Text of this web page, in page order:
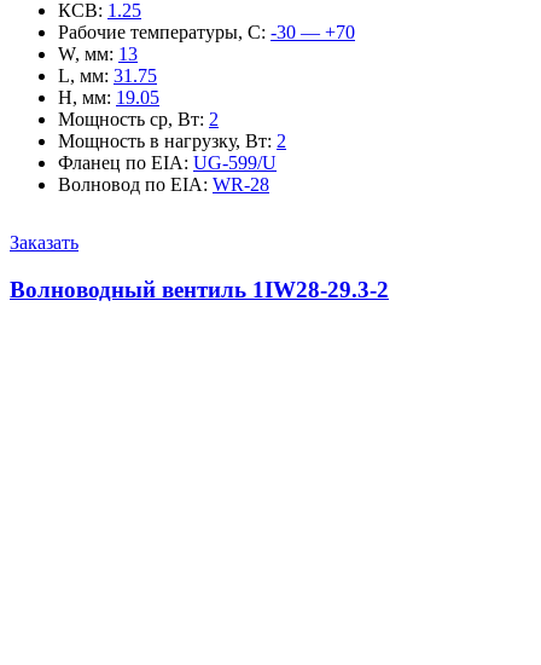
КСВ: 1.25
Рабочие температуры, С: -30 — +70
W, мм: 13
L, мм: 31.75
H, мм: 19.05
Мощность ср, Вт: 2
Мощность в нагрузку, Вт: 2
Фланец по EIA: UG-599/U
Волновод по EIA: WR-28
Заказать
Волноводный вентиль 1IW28-29.3-2